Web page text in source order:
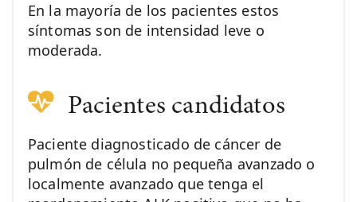
En la mayoría de los pacientes estos
síntomas son de intensidad leve o
moderada.
Pacientes candidatos
Paciente diagnosticado de cáncer de
pulmón de célula no pequeña avanzado o
localmente avanzado que tenga el